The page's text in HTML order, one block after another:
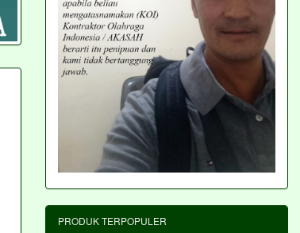
PRODUK TERPOPULER